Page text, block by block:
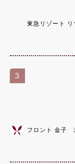
東急リゾート
3
フロント 金子